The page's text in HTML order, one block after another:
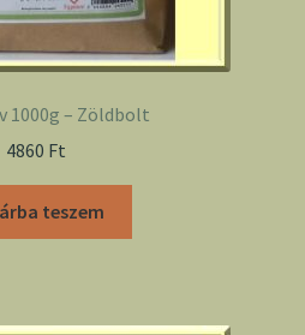
1000g – Zöldbolt
4860 Ft
teszem